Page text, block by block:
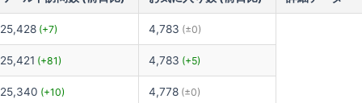
25,428 (+7) 4,783 (±0)
25,421 (+81) 4,783 (+5)
25,340 (+10) 4,778 (±0)